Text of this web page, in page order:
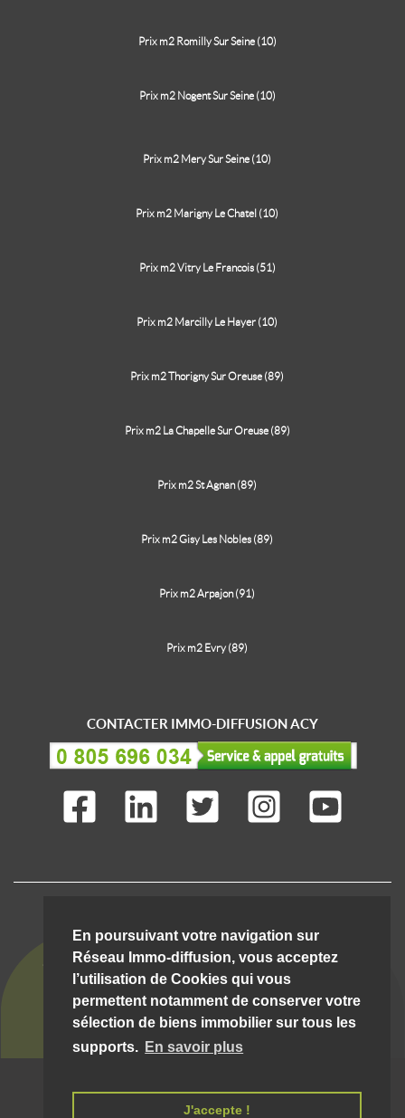
En poursuivant votre navigation sur
Réseau Immo-diffusion, vous acceptez
l’utilisation de Cookies qui vous
permettent notamment de conserver votre
sélection de biens immobilier sur tous les
supports. En savoir plus
J'accepte !
Prix m2 Romilly Sur Seine (10)
Prix m2 Nogent Sur Seine (10)
Prix m2 Mery Sur Seine (10)
Prix m2 Marigny Le Chatel (10)
Prix m2 Vitry Le Francois (51)
Prix m2 Marcilly Le Hayer (10)
Prix m2 Thorigny Sur Oreuse (89)
Prix m2 La Chapelle Sur Oreuse (89)
Prix m2 St Agnan (89)
Prix m2 Gisy Les Nobles (89)
Prix m2 Arpajon (91)
Prix m2 Evry (89)
CONTACTER IMMO-DIFFUSION ACY